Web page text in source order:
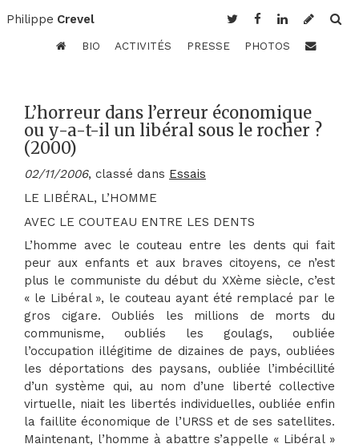
Philippe Crevel
BIO ACTIVITÉS PRESSE PHOTOS
L’horreur dans l’erreur économique
ou y-a-t-il un libéral sous le rocher ?
(2000)
02/11/2006, classé dans Essais
LE LIBÉRAL, L’HOMME
AVEC LE COUTEAU ENTRE LES DENTS
L’homme avec le couteau entre les dents qui fait
peur aux enfants et aux braves citoyens, ce n’est
plus le communiste du début du XXème siècle, c’est
« le Libéral », le couteau ayant été remplacé par le
gros cigare. Oubliés les millions de morts du
communisme, oubliés les goulags, oubliée
l’occupation illégitime de dizaines de pays, oubliées
les déportations des paysans, oubliée l’imbécillité
d’un système qui, au nom d’une liberté collective
virtuelle, niait les libertés individuelles, oubliée enfin
la faillite économique de l’URSS et de ses satellites.
Maintenant, l’homme à abattre s’appelle « Libéral »